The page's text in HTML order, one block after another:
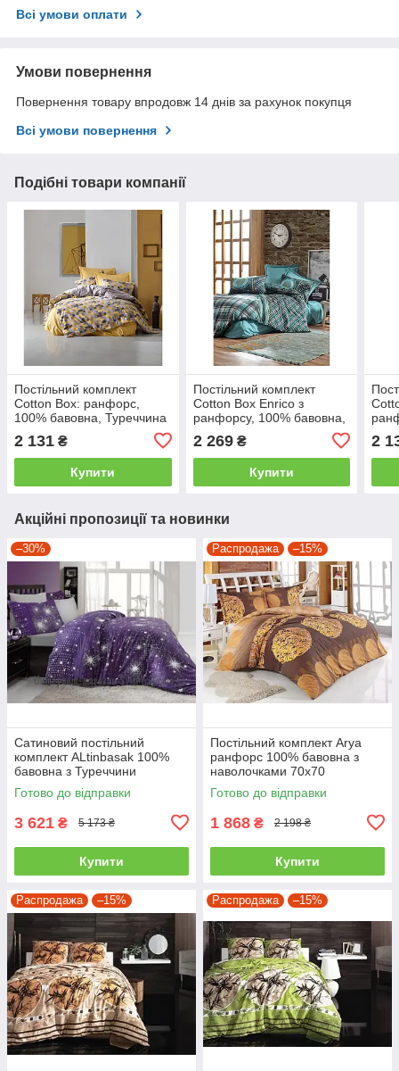
Всі умови оплати
Умови повернення
Повернення товару впродовж 14 днів за рахунок покупця
Всі умови повернення
Подібні товари компанії
Постільний комплект
Cotton Box: ранфорс,
100% бавовна, Туреччина
2 131 ₴
Купити
Постільний комплект
Cotton Box Enrico з
ранфорсу, 100% бавовна,
Туреччина двоспальний -
євро
2 269₴
Купити
2
Акційні пропозиції та новинки
–30%
Сатиновий постільний
комплект ALtinbasak 100%
бавовна з Туреччини
двоспальний - євро
Готово до відправки
3 621 ₴ 5 173 ₴
Купити
Распродажа –15%
Постільний комплект Arya
ранфорс 100% бавовна з
наволочками 70x70
полуторний
Готово до відправки
1 868 ₴ 2 198 ₴
Купити
Распродажа –15% Распродажа –15%